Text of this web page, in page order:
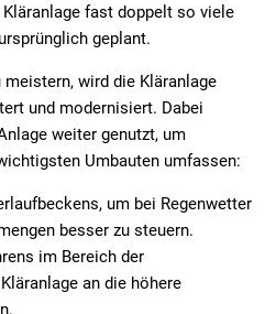
fast doppelt so viele
geplant.
wird die Kläranlage
und modernisiert. Dabei
weiter genutzt, um
Umbauten umfassen:
um bei Regenwetter
besser zu steuern.
im Bereich der
an die höhere